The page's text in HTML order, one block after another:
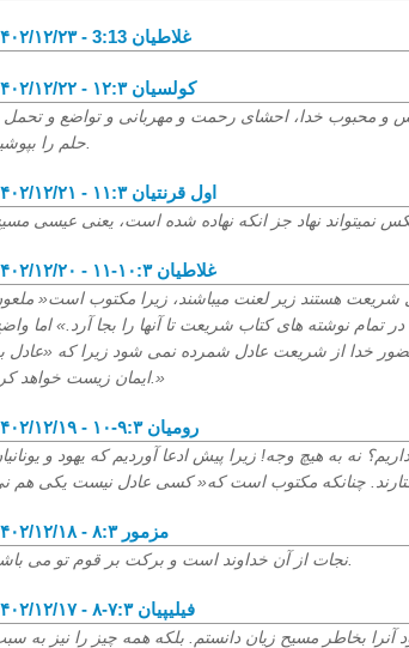
۱۴۰۲/۱۲/۲۳ - غلاطیان 3:13
۱۴۰۲/۱۲/۲۲ - کولسیان ۱۲:۳
و محبوب خدا، احشای رحمت و مهربانی و تواضع و تحمل
۱۴۰۲/۱۲/۲۱ - اول قرنتیان ۱۱:۳
۱۴۰۲/۱۲/۲۰ - غلاطیان ۱۰:۳-۱۱
شریعت هستند زیر لعنت میباشند، زیرا مکتوب است«
تمام نوشته های کتاب شریعت تا آنها را بجا آرد.» اما
خدا از شریعت عادل شمرده نمی شود زیرا که «عادل
ایمان زیست خواهد کرد.»
۱۴۰۲/۱۲/۱۹ - رومیان ۹:۳-۱۰
نه به هیچ وجه! زیرا پیش ادعا آوردیم که یهود و
۱۴۰۲/۱۲/۱۸ - مزمور ۸:۳
۱۴۰۲/۱۲/۱۷ - فیلیپیان ۷:۳-۸
آنرا بخاطر مسیح زیان دانستم. بلکه همه چیز را نیز به